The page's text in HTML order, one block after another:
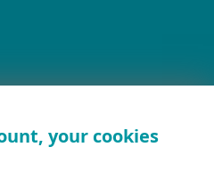
your cookies